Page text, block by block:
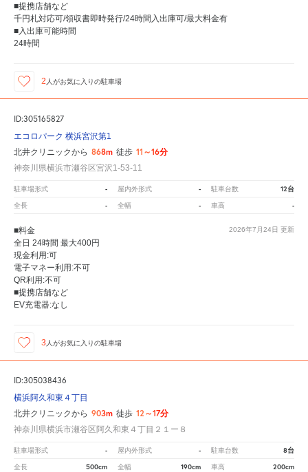
■提携店舗など
千円札対応可/領収書即時発行/24時間入出庫可/最大料金有
■入出庫可能時間
24時間
2 人がお気に入りの駐車場
ID:305165827
エコロパーク 横浜宮沢第1
北井クリニックから 868m 徒歩 11～16分
神奈川県横浜市瀬谷区宮沢1-53-11
駐車場形式 - 屋内外形式 - 駐車台数 12台
全長 - 全幅 - 車高 -
2026年7月24日 更新
■料金
全日 24時間 最大400円
現金利用:可
電子マネー利用:不可
QR利用:不可
■提携店舗など
EV充電器:なし
3 人がお気に入りの駐車場
ID:305038436
横浜阿久和東４丁目
北井クリニックから 903m 徒歩 12～17分
神奈川県横浜市瀬谷区阿久和東４丁目２１ー８
駐車場形式 - 屋内外形式 - 駐車台数 8台
全長 500cm 全幅 190cm 車高 200cm